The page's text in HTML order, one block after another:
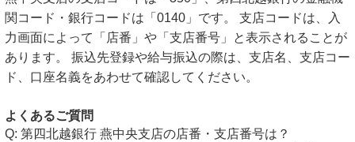
関コード・銀行コードは「0140」です。 支店コードは、入
力画面によって「店番」や「支店番号」と表示されることが
あります。 振込先登録や給与振込の際は、支店名、支店コー
ド、口座名義をあわせて確認してください。
よくあるご質問
第四北越銀行 燕中央支店の店番・支店番号は？